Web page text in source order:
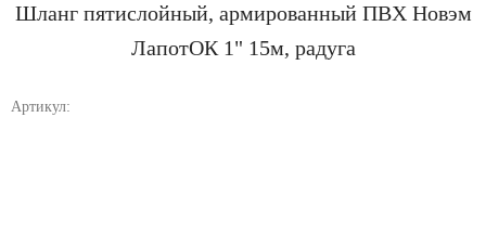
Шланг пятислойный, армированный ПВХ Новэм
ЛапотОК 1" 15м, радуга
Артикул: